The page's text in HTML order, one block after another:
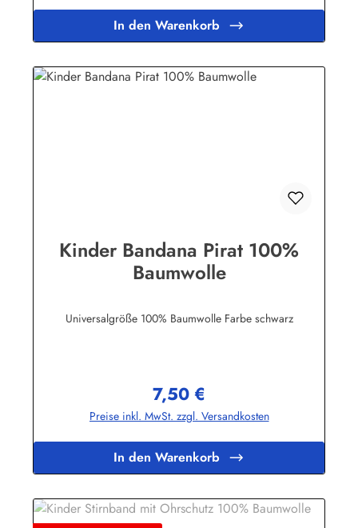
In den Warenkorb
Kinder Bandana Pirat 100%
Baumwolle
Universalgröße 100% Baumwolle Farbe schwarz
Regulärer Preis:
7,50 €
Preise inkl. MwSt. zzgl. Versandkosten
In den Warenkorb